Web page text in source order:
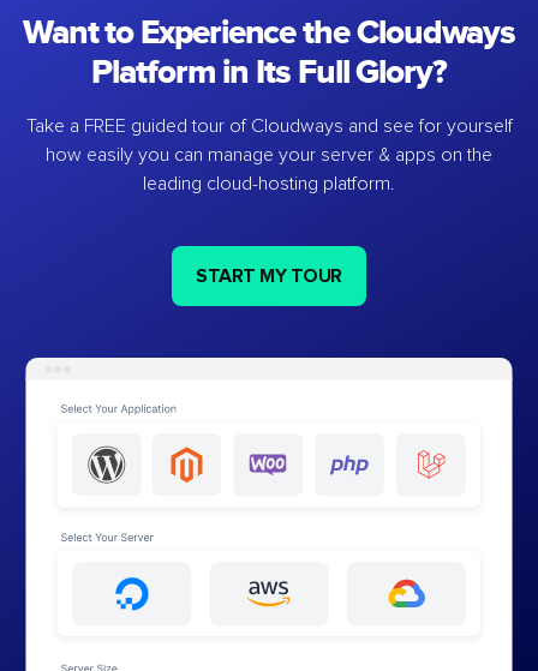
Want to Experience the Cloudways
Platform in Its Full Glory?
Take a FREE guided tour of Cloudways and see for yourself
how easily you can manage your server & apps on the
leading cloud-hosting platform.
START MY TOUR